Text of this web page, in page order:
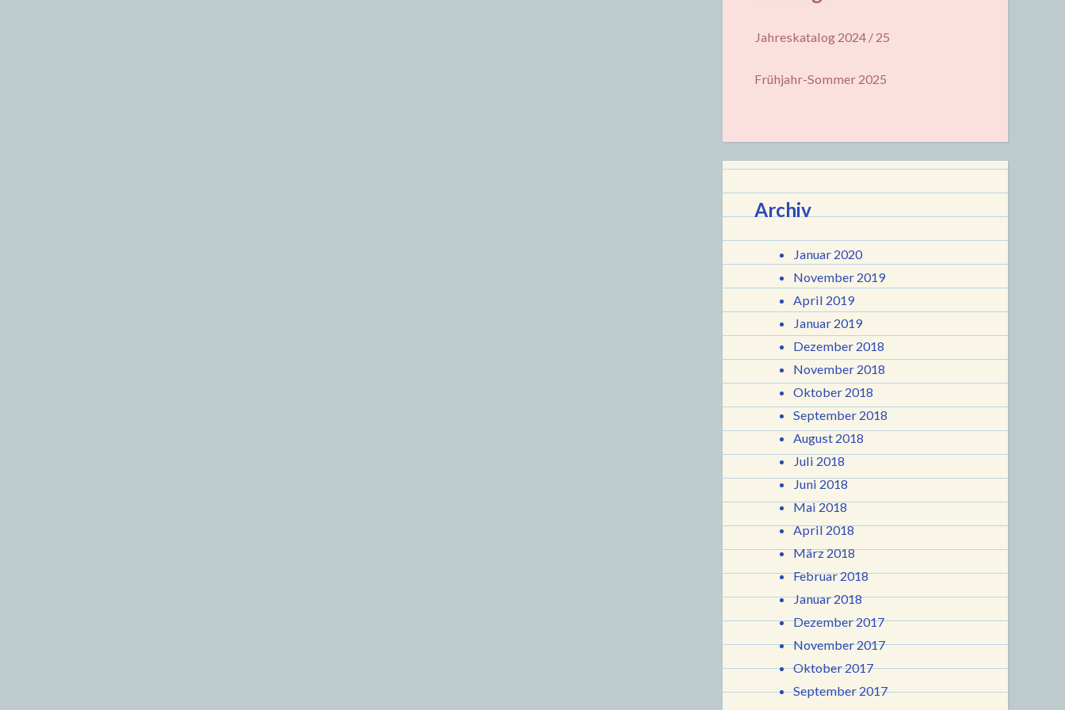
Jahreskatalog 2024 / 25
Frühjahr-Sommer 2025
Archiv
Januar 2020
November 2019
April 2019
Januar 2019
Dezember 2018
November 2018
Oktober 2018
September 2018
August 2018
Juli 2018
Juni 2018
Mai 2018
April 2018
März 2018
Februar 2018
Januar 2018
Dezember 2017
November 2017
Oktober 2017
September 2017